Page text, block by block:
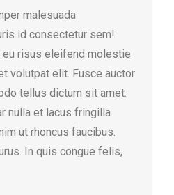
malesuada
id consectetur sem!
risus eleifend molestie
volutpat elit. Fusce auctor
tellus dictum sit amet.
nulla et lacus fringilla
ut rhoncus faucibus.
In quis congue felis,